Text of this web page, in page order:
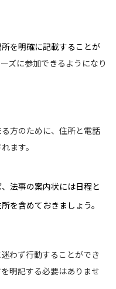
を明確に記載することが
ズに参加できるようになり
方のために、住所と電話
ます。
法事の案内状には日程と
を含めておきましょう。
わず行動することができ
明記する必要はありませ